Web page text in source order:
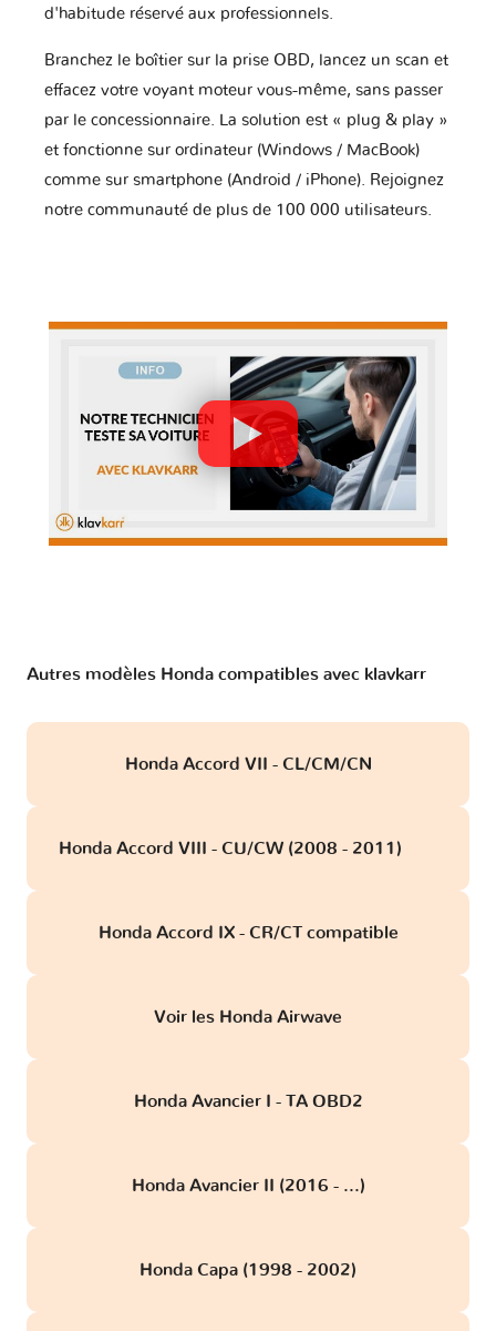
d'habitude réservé aux professionnels.
Branchez le boîtier sur la prise OBD, lancez un scan et
effacez votre voyant moteur vous-même, sans passer
par le concessionnaire. La solution est « plug & play »
et fonctionne sur ordinateur (Windows / MacBook)
comme sur smartphone (Android / iPhone). Rejoignez
notre communauté de plus de 100 000 utilisateurs.
Autres modèles Honda compatibles avec klavkarr
Honda Accord VII - CL/CM/CN
Honda Accord VIII - CU/CW (2008 - 2011)
Honda Accord IX - CR/CT compatible
Voir les Honda Airwave
Honda Avancier I - TA OBD2
Honda Avancier II (2016 - ...)
Honda Capa (1998 - 2002)